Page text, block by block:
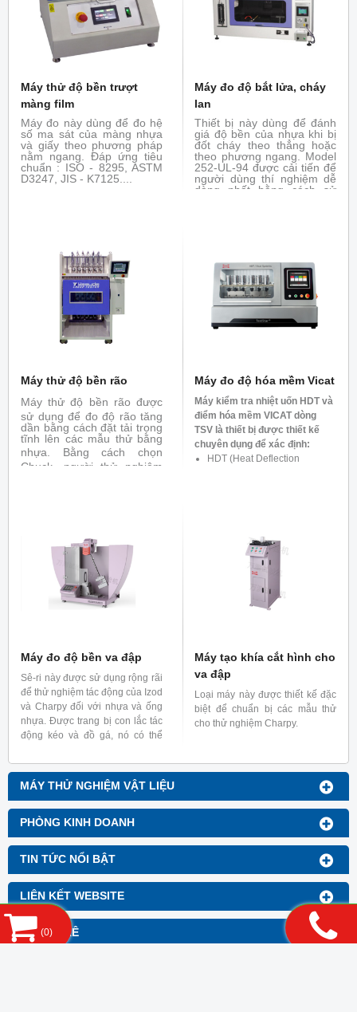
MÁY THỬ NGHIỆM VẬT LIỆU
PHÒNG KINH DOANH
TIN TỨC NỔI BẬT
LIÊN KẾT WEBSITE
THỐNG KÊ
Máy thử độ bền trượt
màng film
Máy đo này dùng để đo hệ
số ma sát của màng nhựa
và giấy theo phương pháp
nằm ngang. Đáp ứng tiêu
chuẩn : ISO - 8295, ASTM
D3247, JIS - K7125....
Máy đo độ bắt lửa, cháy
lan
Thiết bị này dùng để đánh
giá độ bền của nhựa khi bị
đốt cháy theo thẳng hoặc
theo phương ngang. Model
252-UL-94 được cải tiến để
người dùng thí nghiệm dễ
dàng nhất bằng cách sử
dõi điều kiện của mẫu thử
trong khi vẫn điều khiển
burner để điều chỉnh
khoảng cách giữa ngọn lửa
mà mẫu thử. Với việc thêm
vào các đồ gá, 252-UL-94
Máy thử độ bền rão
Máy thử độ bền rão được
sử dụng để đo độ rão tăng
dần bằng cách đặt tải trọng
tĩnh lên các mẫu thử bằng
nhựa.
Bằng cách chọn
Chuck, người thử nghiệm
giãn, thử nghiệm co nhiệt
và thử nghiệm xung nhiệt.
Máy đo độ hóa mềm Vicat
Máy kiểm tra nhiệt uốn HDT và
điểm hóa mềm VICAT dòng
TSV là thiết bị được thiết kế
chuyên dụng để xác định:
HDT (Heat Deflection
mềm Vicat của vật liệu nhựa
Máy đo độ bền va đập
Sê-ri này được sử dụng rộng rãi
để thử nghiệm tác động của Izod
và Charpy đối với nhựa và ống
nhựa. Được trang bị con lắc tác
động kéo và đồ gá, nó có thể
màng và tấm nhựa.
Máy tạo khía cắt hình cho
va đập
Loại máy này được thiết kế đặc
biệt để chuẩn bị các mẫu thử
cho thử nghiệm Charpy.
(0)